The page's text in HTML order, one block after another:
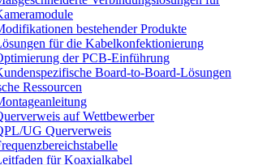
bestehender Produkte
für die Kabelkonfektionierung
der PCB-Einführung
Board-to-Board-Lösungen
Ressourcen
auf Wettbewerber
UG Querverweis
für Koaxialkabel